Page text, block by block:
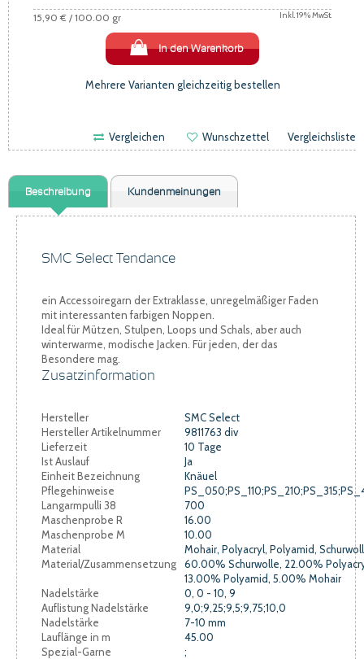
Inkl. 19% MwSt.
15,90 € / 100.00 gr
In den Warenkorb
Mehrere Varianten gleichzeitig bestellen
Vergleichen Wunschzettel Vergleichsliste
Beschreibung Kundenmeinungen
SMC Select Tendance
ein Accessoiregarn der Extraklasse, unregelmäßiger Faden
mit interessanten farbigen Noppen.
Ideal für Mützen, Stulpen, Loops und Schals, aber auch
winterwarme, modische Jacken. Für jeden, der das
Besondere mag.
Zusatzinformation
Hersteller
SMC Select
Hersteller Artikelnummer
9811763 div
Lieferzeit
10 Tage
Ist Auslauf
Ja
Einheit Bezeichnung
Knäuel
Pflegehinweise
Langarmpulli 38
700
Maschenprobe R
16.00
Maschenprobe M
10.00
Material
Mohair, Polyacryl, Polyamid,
Material/Zusammensetzung
60.00% Schurwolle, 22.00%
13.00% Polyamid, 5.00% Mohair
Nadelstärke
0, 0 - 10, 9
Auflistung Nadelstärke
9,0;9,25;9,5;9,75;10,0
Nadelstärke
7-10 mm
Lauflänge in m
45.00
Spezial-Garne
;